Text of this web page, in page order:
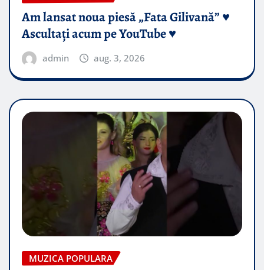
Am lansat noua piesă „Fata Gilivană” ♥️
Ascultați acum pe YouTube ♥️
admin aug. 3, 2026
MUZICA POPULARA